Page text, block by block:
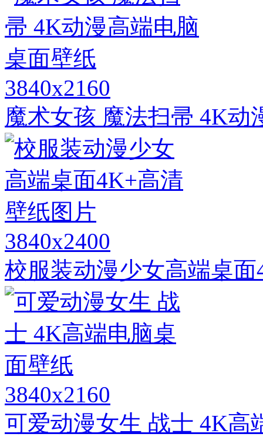
3840x2160
魔术女孩 魔法扫帚 4K动
3840x2400
校服装动漫少女高端桌
3840x2160
可爱动漫女生 战士 4K高